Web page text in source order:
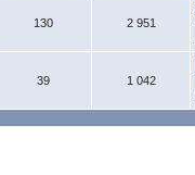
130 2 951
39 1 042